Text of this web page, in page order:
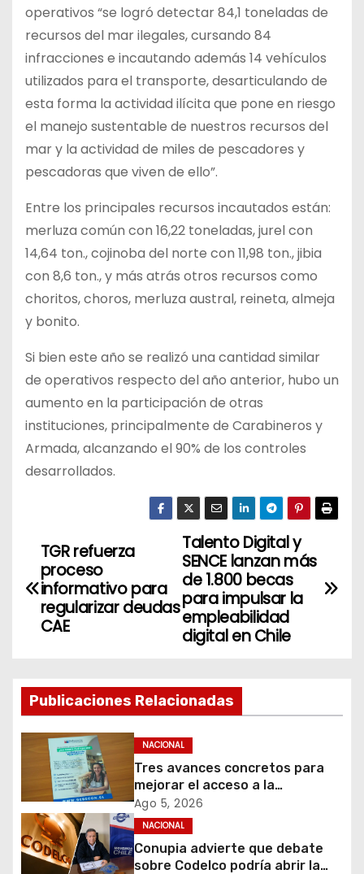
operativos “se logró detectar 84,1 toneladas de
recursos del mar ilegales, cursando 84
infracciones e incautando además 14 vehículos
utilizados para el transporte, desarticulando de
esta forma la actividad ilícita que pone en riesgo
el manejo sustentable de nuestros recursos del
mar y la actividad de miles de pescadores y
pescadoras que viven de ello”.
Entre los principales recursos incautados están:
merluza común con 16,22 toneladas, jurel con
14,64 ton., cojinoba del norte con 11,98 ton., jibia
con 8,6 ton., y más atrás otros recursos como
choritos, choros, merluza austral, reineta, almeja
y bonito.
Si bien este año se realizó una cantidad similar
de operativos respecto del año anterior, hubo un
aumento en la participación de otras
instituciones, principalmente de Carabineros y
Armada, alcanzando el 90% de los controles
desarrollados.
N
a
g
a
ó
n
Talento Digital y
SENCE lanzan más
de 1.800 becas
para impulsar la
empleabilidad
digital en Chile
TGR refuerza
proceso
informativo para
regularizar deudas
CAE
Publicaciones Relacionadas
NACIONAL
Tres avances concretos para
mejorar el acceso a la
información y proteger los
derechos de los contribuyentes
en materia de avalúos y
contribuciones
Ago 5, 2026
NACIONAL
Conupia advierte que debate
sobre Codelco podría abrir la